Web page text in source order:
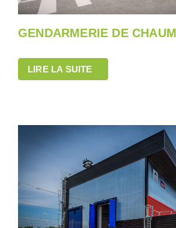
GENDARMERIE DE
LIRE LA SUITE